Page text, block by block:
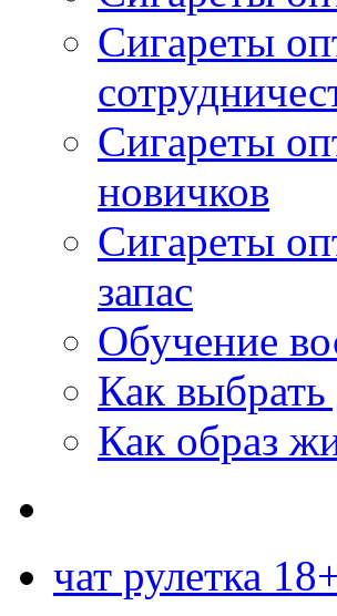
Сигареты
Сигареты
новичков
Сигареты
запас
Обучение
Как
Как образ
чат рулетка